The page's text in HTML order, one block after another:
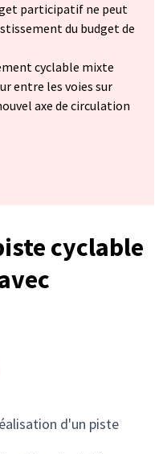
participatif ne peut
du budget de
cyclable mixte
entre les voies sur
axe de circulation
cyclable
d'un piste